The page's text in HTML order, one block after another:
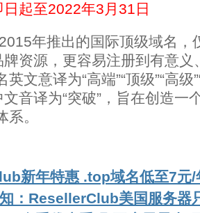
日起至2022年3月31日
年推出的国际顶级域名，
资源，更容易注册到有意义
文意译为“高端”“顶级”“高级
音译为“突破”，旨在创造一
系。
新年特惠 .top域名低至7元/
：ResellerClub美国服务器